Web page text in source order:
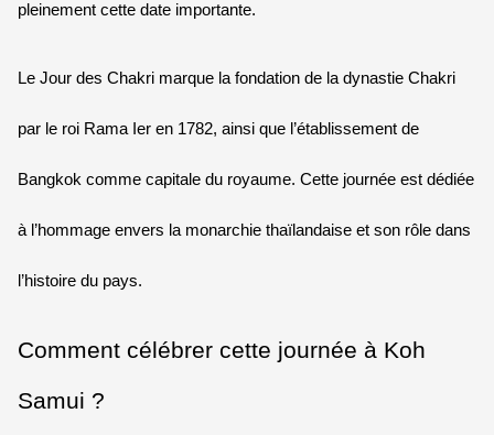
pleinement cette date importante.
Le Jour des Chakri marque la fondation de la dynastie Chakri
par le roi Rama Ier en 1782, ainsi que l’établissement de
Bangkok comme capitale du royaume. Cette journée est dédiée
à l’hommage envers la monarchie thaïlandaise et son rôle dans
l’histoire du pays.
Comment célébrer cette journée à Koh
Samui ?